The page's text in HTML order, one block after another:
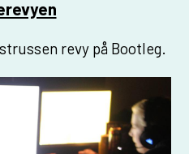
revy på Bootleg.